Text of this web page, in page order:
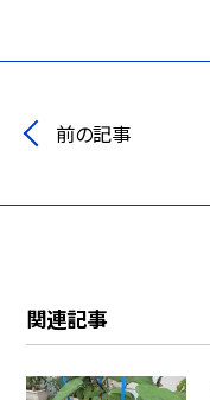
前の記事
関連記事